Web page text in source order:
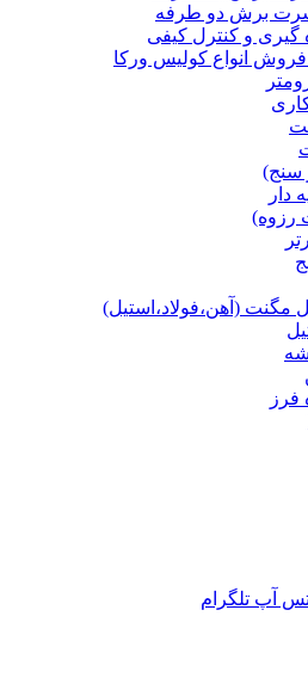
برش دو طرفه
گیری و کنترل کیفی
انواع کولیس ورکا
سنج)
دار
رزوه)
مگنت (آهن،فولاد،استیل)
فرز
آپ تلگرام